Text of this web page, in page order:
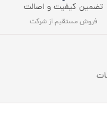
تضمین کیفیت و اصالت
فروش مستقیم از شرکت